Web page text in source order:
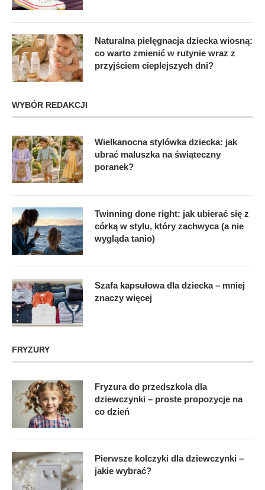
Naturalna pielęgnacja dziecka wiosną:
co warto zmienić w rutynie wraz z
przyjściem cieplejszych dni?
WYBÓR REDAKCJI
Wielkanocna stylówka dziecka: jak
ubrać maluszka na świąteczny
poranek?
Twinning done right: jak ubierać się z
córką w stylu, który zachwyca (a nie
wygląda tanio)
Szafa kapsułowa dla dziecka – mniej
znaczy więcej
FRYZURY
Fryzura do przedszkola dla
dziewczynki – proste propozycje na
co dzień
Pierwsze kolczyki dla dziewczynki –
jakie wybrać?